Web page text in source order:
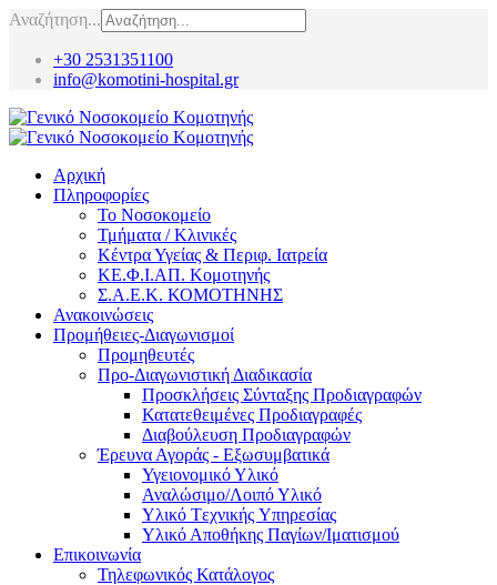
Αναζήτηση...
+30 2531351100
info@komotini-hospital.gr
Αρχική
Πληροφορίες
Το Νοσοκομείο
Τμήματα / Κλινικές
Κέντρα Υγείας & Περιφ. Ιατρεία
ΚΕ.Φ.Ι.ΑΠ. Κομοτηνής
Σ.Α.Ε.Κ. ΚΟΜΟΤΗΝΗΣ
Ανακοινώσεις
Προμήθειες-Διαγωνισμοί
Προμηθευτές
Προ-Διαγωνιστική Διαδικασία
Προσκλήσεις Σύνταξης Προδιαγραφών
Κατατεθειμένες Προδιαγραφές
Διαβούλευση Προδιαγραφών
Έρευνα Αγοράς - Εξωσυμβατικά
Υγειονομικό Υλικό
Αναλώσιμο/Λοιπό Υλικό
Υλικό Tεχνικής Yπηρεσίας
Υλικό Αποθήκης Παγίων/Ιματισμού
Επικοινωνία
Τηλεφωνικός Κατάλογος